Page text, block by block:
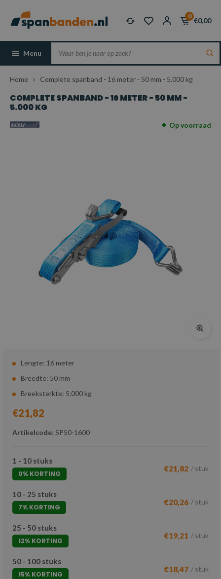
0
€0,00
Menu
Home Complete spanband - 16 meter - 50 mm - 5.000 kg
COMPLETE SPANBAND - 16 METER - 50 MM -
5.000 KG
Op voorraad
Lengte: 16 meter
Breedte: 50 mm
Breeksterkte: 5.000 kg
€21,82
Artikelcode: SP50-1600
1 - 10 stuks
0% KORTING
€21,82 / stuk
10 - 25 stuks
7% KORTING
€20,26 / stuk
25 - 50 stuks
12% KORTING
€19,21 / stuk
50 - 100 stuks
15% KORTING
€18,47 / stuk